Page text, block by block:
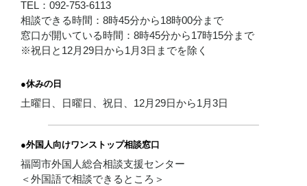
TEL：092-753-6113
相談できる時間：8時45分から18時00分まで
窓口が開いている時間：8時45分から17時15分まで
※祝日と12月29日から1月3日までを除く
●休みの日
土曜日、日曜日、祝日、12月29日から1月3日
●外国人向けワンストップ相談窓口
福岡市外国人総合相談支援センター
＜外国語で相談できるところ＞